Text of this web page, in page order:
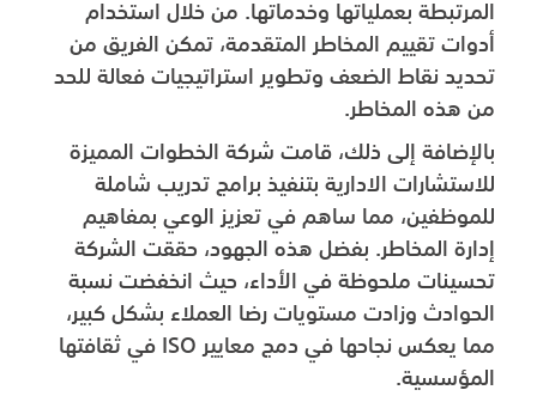
المرتبطة بعملياتها وخدماتها. من خلال استخدام
أدوات تقييم المخاطر المتقدمة، تمكن الفريق من
تحديد نقاط الضعف وتطوير استراتيجيات فعالة للحد
من هذه المخاطر.
بالإضافة إلى ذلك، قامت شركة الخطوات المميزة
للاستشارات الادارية بتنفيذ برامج تدريب شاملة
للموظفين، مما ساهم في تعزيز الوعي بمفاهيم
إدارة المخاطر. بفضل هذه الجهود، حققت الشركة
تحسينات ملحوظة في الأداء، حيث انخفضت نسبة
الحوادث وزادت مستويات رضا العملاء بشكل كبير،
مما يعكس نجاحها في دمج معايير ISO في ثقافتها
المؤسسية.